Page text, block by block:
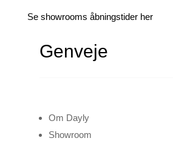
Se showrooms åbningstider her
Genveje
Om Dayly
Showroom